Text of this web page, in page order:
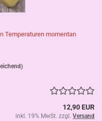
Temperaturen momentan
12,90 EUR
inkl. 19% MwSt. zzgl. Versand